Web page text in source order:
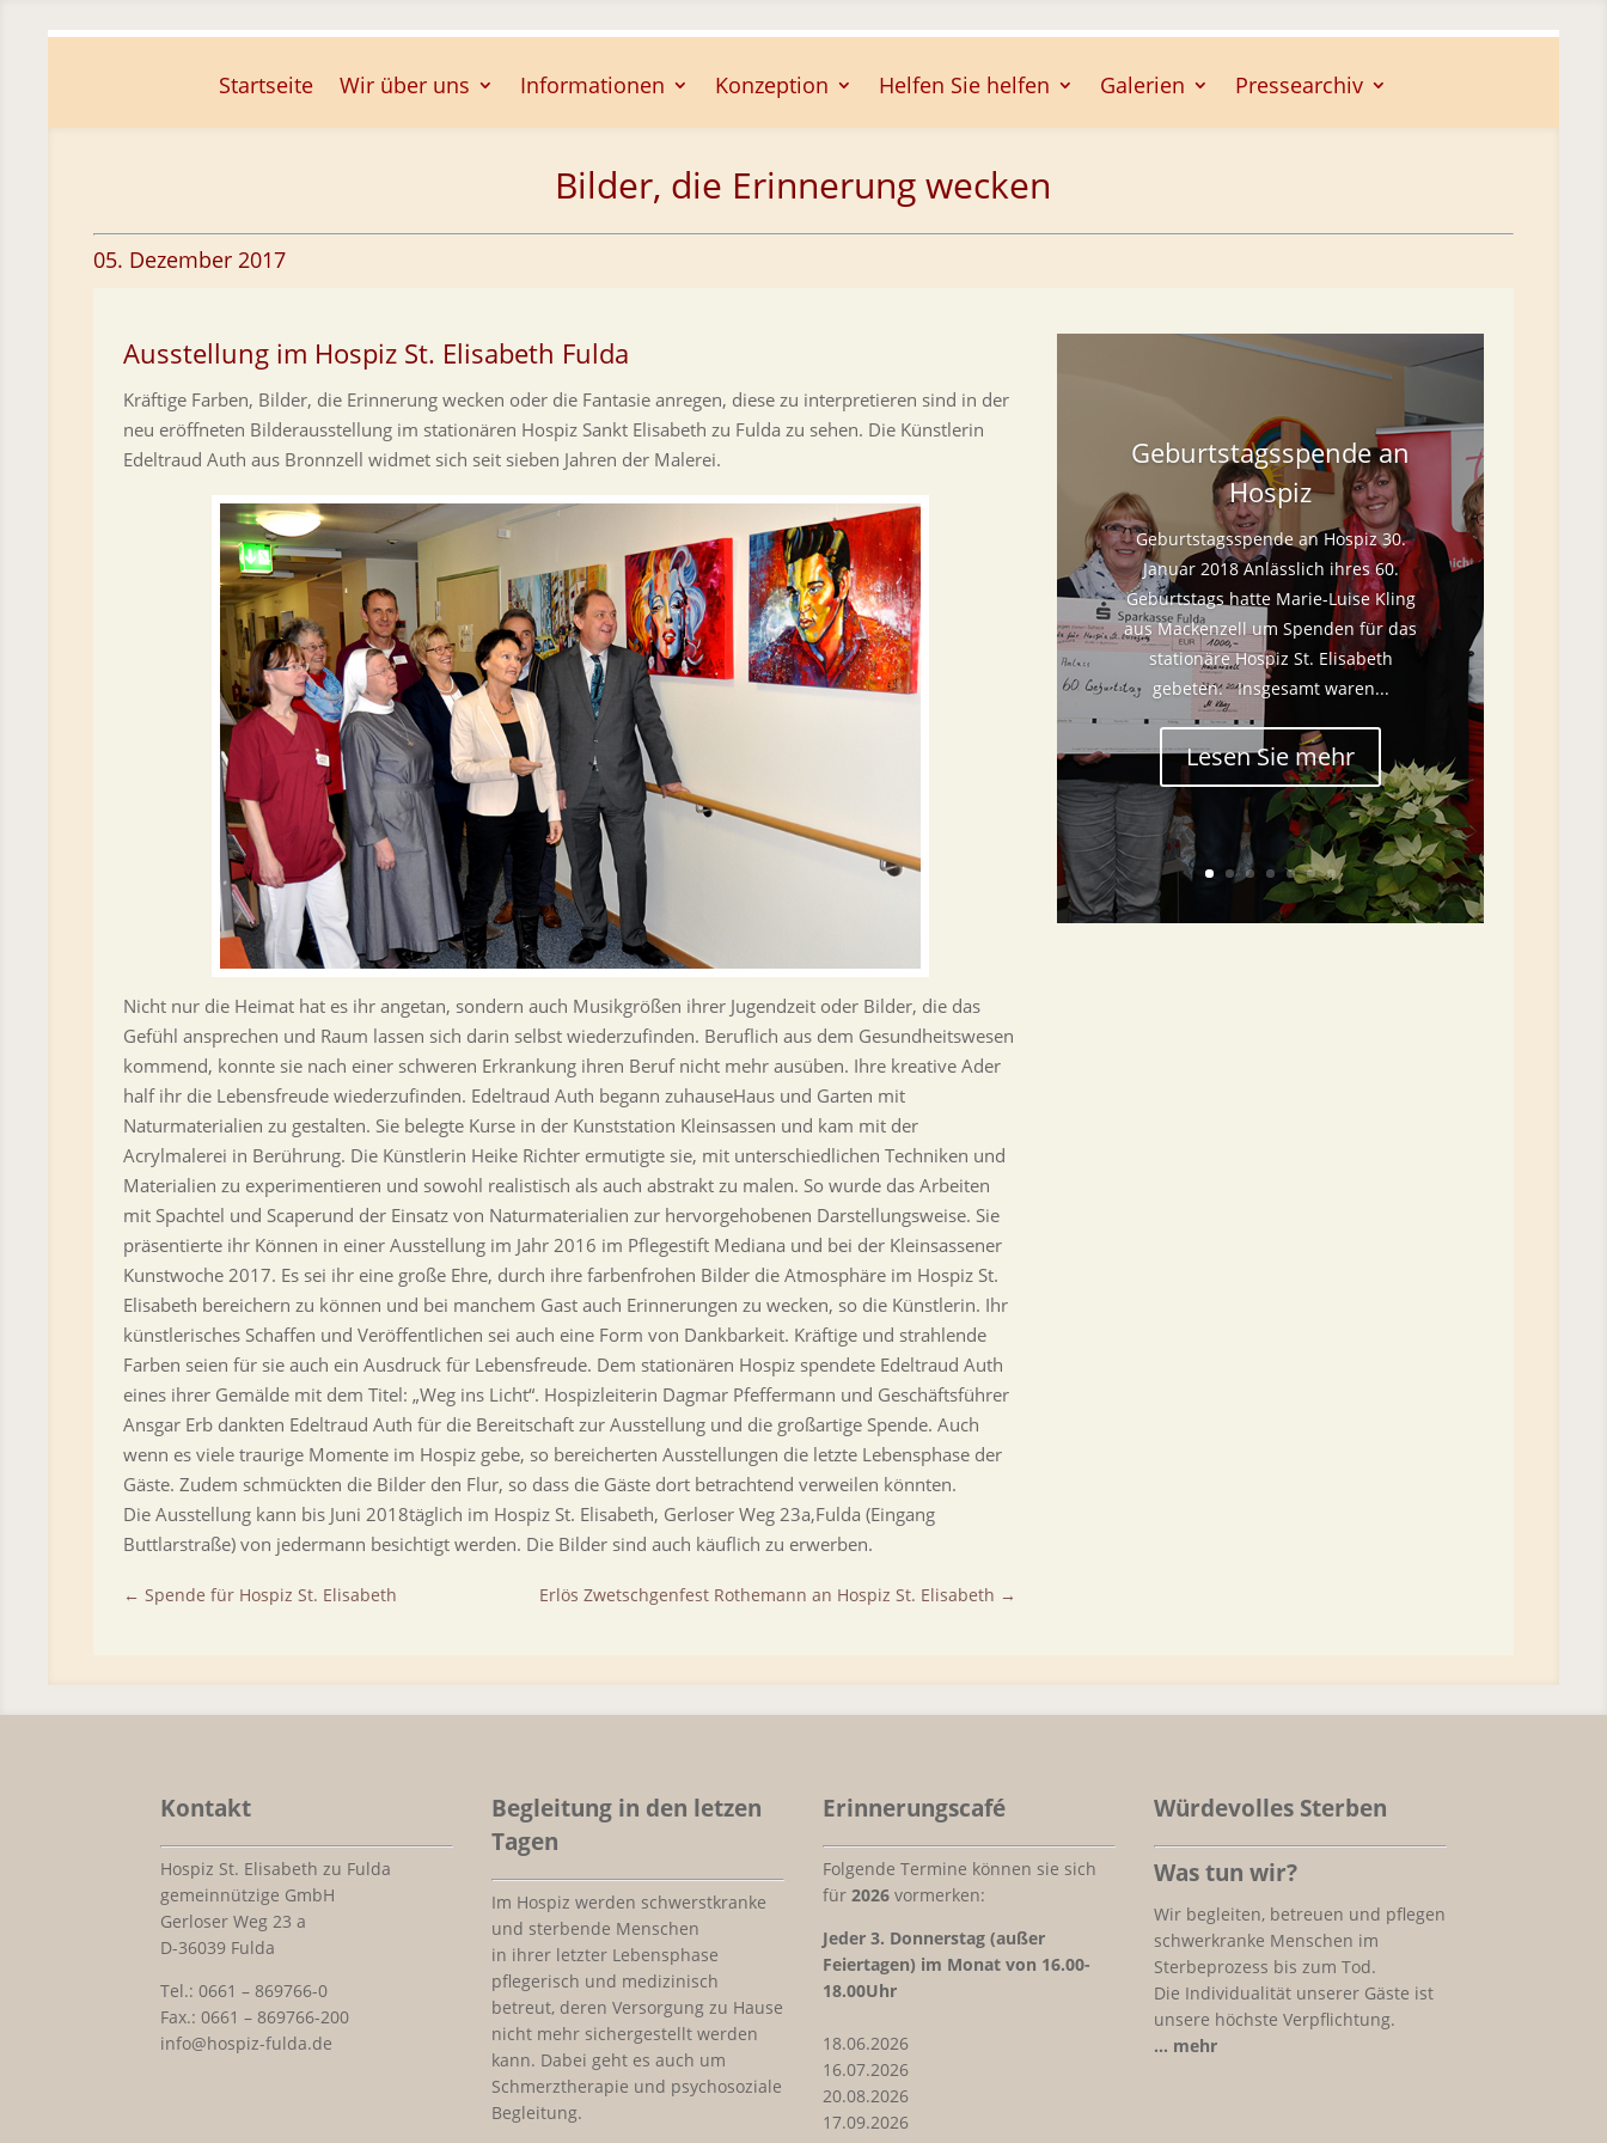
Startseite Wir über uns Informationen Konzeption Helfen Sie helfen Galerien Pressearchiv
Bilder, die Erinnerung wecken
05. Dezember 2017
Ausstellung im Hospiz St. Elisabeth Fulda
Kräftige Farben, Bilder, die Erinnerung wecken oder die Fantasie anregen, diese zu interpretieren sind in der
neu eröffneten Bilderausstellung im stationären Hospiz Sankt Elisabeth zu Fulda zu sehen. Die Künstlerin
Edeltraud Auth aus Bronnzell widmet sich seit sieben Jahren der Malerei.
Nicht nur die Heimat hat es ihr angetan, sondern auch Musikgrößen ihrer Jugendzeit oder Bilder, die das
Gefühl ansprechen und Raum lassen sich darin selbst wiederzufinden. Beruflich aus dem Gesundheitswesen
kommend, konnte sie nach einer schweren Erkrankung ihren Beruf nicht mehr ausüben. Ihre kreative Ader
half ihr die Lebensfreude wiederzufinden. Edeltraud Auth begann zuhauseHaus und Garten mit
Naturmaterialien zu gestalten. Sie belegte Kurse in der Kunststation Kleinsassen und kam mit der
Acrylmalerei in Berührung. Die Künstlerin Heike Richter ermutigte sie, mit unterschiedlichen Techniken und
Materialien zu experimentieren und sowohl realistisch als auch abstrakt zu malen. So wurde das Arbeiten
mit Spachtel und Scaperund der Einsatz von Naturmaterialien zur hervorgehobenen Darstellungsweise. Sie
präsentierte ihr Können in einer Ausstellung im Jahr 2016 im Pflegestift Mediana und bei der Kleinsassener
Kunstwoche 2017. Es sei ihr eine große Ehre, durch ihre farbenfrohen Bilder die Atmosphäre im Hospiz St.
Elisabeth bereichern zu können und bei manchem Gast auch Erinnerungen zu wecken, so die Künstlerin. Ihr
künstlerisches Schaffen und Veröffentlichen sei auch eine Form von Dankbarkeit. Kräftige und strahlende
Farben seien für sie auch ein Ausdruck für Lebensfreude. Dem stationären Hospiz spendete Edeltraud Auth
eines ihrer Gemälde mit dem Titel: „Weg ins Licht“. Hospizleiterin Dagmar Pfeffermann und Geschäftsführer
Ansgar Erb dankten Edeltraud Auth für die Bereitschaft zur Ausstellung und die großartige Spende. Auch
wenn es viele traurige Momente im Hospiz gebe, so bereicherten Ausstellungen die letzte Lebensphase der
Gäste. Zudem schmückten die Bilder den Flur, so dass die Gäste dort betrachtend verweilen könnten.
Die Ausstellung kann bis Juni 2018täglich im Hospiz St. Elisabeth, Gerloser Weg 23a,Fulda (Eingang
Buttlarstraße) von jedermann besichtigt werden. Die Bilder sind auch käuflich zu erwerben.
←Spende für Hospiz St. Elisabeth Erlös Zwetschgenfest Rothemann an Hospiz St. Elisabeth →
Geburtstagsspende an
Hospiz
Geburtstagsspende an Hospiz 30.
Januar 2018 Anlässlich ihres 60.
Geburtstags hatte Marie-Luise Kling
aus Mackenzell um Spenden für das
stationäre Hospiz St. Elisabeth
gebeten. Insgesamt waren...
Lesen Sie mehr
Kontakt
Hospiz St. Elisabeth zu Fulda
gemeinnützige GmbH
Gerloser Weg 23 a
D-36039 Fulda
Tel.: 0661 – 869766-0
Fax.: 0661 – 869766-200
info@hospiz-fulda.de
Begleitung in den letzen
Tagen
Im Hospiz werden schwerstkranke
und sterbende Menschen
in ihrer letzter Lebensphase
pflegerisch und medizinisch
betreut, deren Versorgung zu Hause
nicht mehr sichergestellt werden
kann. Dabei geht es auch um
Schmerztherapie und psychosoziale
Begleitung.
Erinnerungscafé
Folgende Termine können sie sich
für2026 vormerken:
Jeder 3. Donnerstag (außer
Feiertagen) im Monat von 16.00-
18.00Uhr
18.06.2026
16.07.2026
20.08.2026
17.09.2026
Würdevolles Sterben
Was tun wir?
Wir begleiten, betreuen und pflegen
schwerkranke Menschen im
Sterbeprozess bis zum Tod.
Die Individualität unserer Gäste ist
unsere höchste Verpflichtung.
… mehr